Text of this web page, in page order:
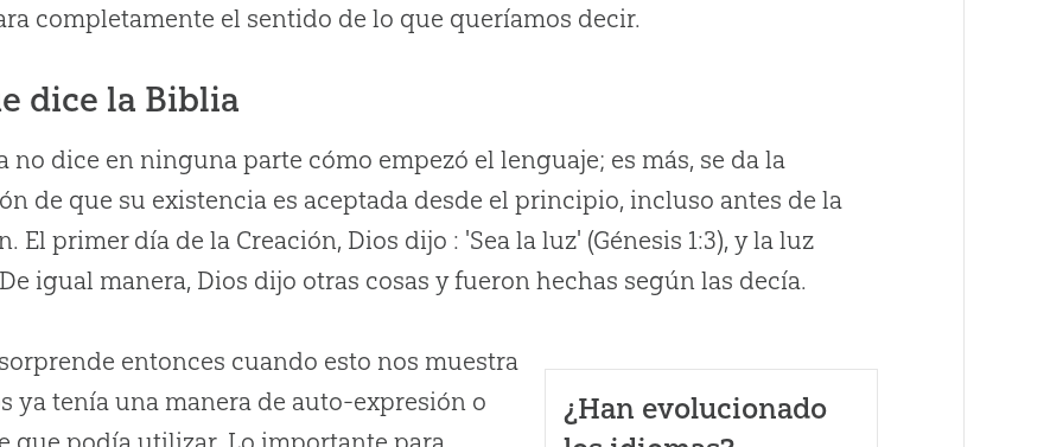
completamente el sentido de lo que queríamos decir.
dice la Biblia
no dice en ninguna parte cómo empezó el lenguaje; es más, se da la
de que su existencia es aceptada desde el principio, incluso antes de la
El primer día de la Creación, Dios dijo : 'Sea la luz' (Génesis 1:3), y la luz
igual manera, Dios dijo otras cosas y fueron hechas según las decía.
¿Han evolucionado
entonces cuando esto nos muestra
ya tenía una manera de auto-expresión o